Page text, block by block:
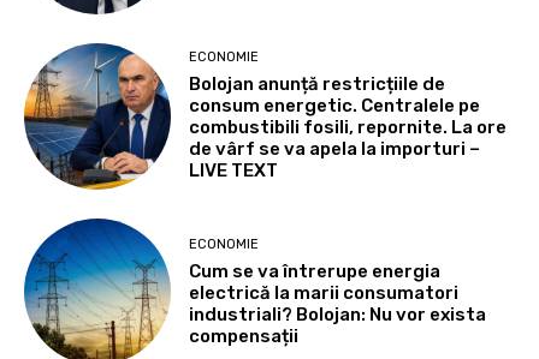
ECONOMIE
Bolojan anunță restricțiile de
consum energetic. Centralele pe
combustibili fosili, repornite. La ore
de vârf se va apela la importuri –
LIVE TEXT
ECONOMIE
Cum se va întrerupe energia
electrică la marii consumatori
industriali? Bolojan: Nu vor exista
compensații